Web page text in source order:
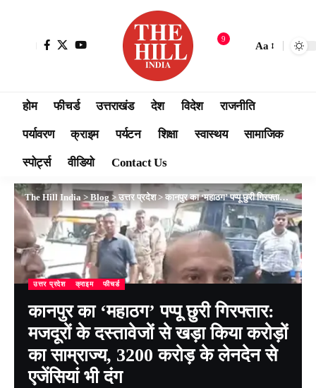
9
Aa
होम फीचर्ड उत्तराखंड देश विदेश राजनीति
पर्यावरण क्राइम पर्यटन शिक्षा स्वास्थय सामाजिक
स्पोर्ट्स वीडियो Contact Us
The Hill India> Blog >उत्तर प्रदेश>कानपुर का ‘महाठग’ पप्पू छुरी गिरफ्तार: मजदूरों के दस्तावेजों से खड़ा किया करोड़ों का साम्राज्य, 3200 करोड़ के लेनदेन से एजेंसियां भी दंग
उत्तर प्रदेश क्राइम फीचर्ड
कानपुर का ‘महाठग’ पप्पू छुरी गिरफ्तार:
मजदूरों के दस्तावेजों से खड़ा किया करोड़ों
का साम्राज्य, 3200 करोड़ के लेनदेन से
एजेंसियां भी दंग